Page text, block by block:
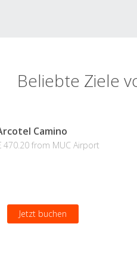
Beliebte Ziele
Camino
470.20 from MUC Airport
Jetzt buchen